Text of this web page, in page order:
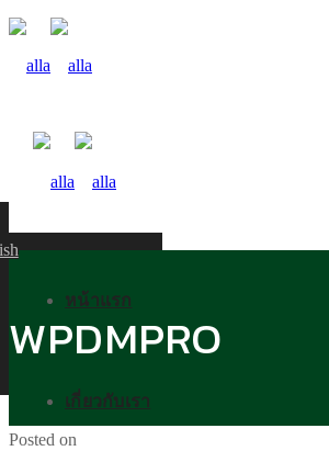
หน้าแรก
เกี่ยวกับเรา
WPDMPRO
Posted on